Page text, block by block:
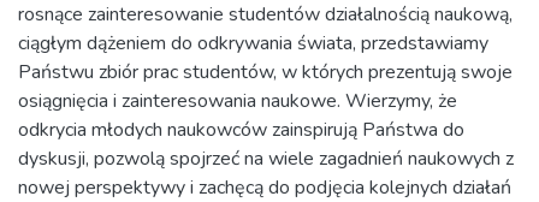
rosnące zainteresowanie studentów działalnością naukową,
ciągłym dążeniem do odkrywania świata, przedstawiamy
Państwu zbiór prac studentów, w których prezentują swoje
osiągnięcia i zainteresowania naukowe. Wierzymy, że
odkrycia młodych naukowców zainspirują Państwa do
dyskusji, pozwolą spojrzeć na wiele zagadnień naukowych z
nowej perspektywy i zachęcą do podjęcia kolejnych działań